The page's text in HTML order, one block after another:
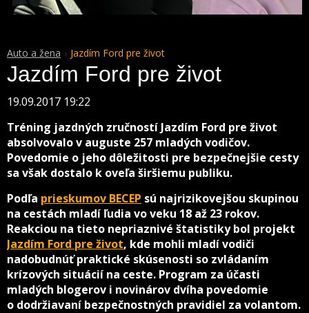
Auto a žena Jazdím Ford pre život
Jazdím Ford pre život
19.09.2017 19:22
Tréning jazdných zručností Jazdím Ford pre život
absolvovalo v auguste 257 mladých vodičov.
Povedomie o jeho dôležitosti pre bezpečnejšie cesty
sa však dostalo k oveľa širšiemu publiku.
Podľa prieskumov BECEP sú najrizikovejšou skupinou
na cestách mladí ľudia vo veku 18 až 23 rokov.
Reakciou na tieto nepriaznivé štatistiky bol projekt
Jazdím Ford pre život, kde mohli mladí vodiči
nadobudnúť praktické skúsenosti so zvládaním
krízových situácií na ceste. Program za účasti
mladých blogerov i novinárov dvíha povedomie
o dodržiavaní bezpečnostných pravidiel za volantom.